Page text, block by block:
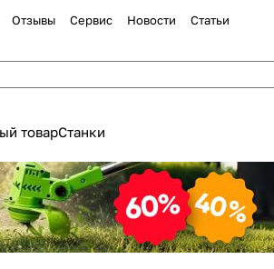
Отзывы Сервис Новости Статьи
товарСтанки